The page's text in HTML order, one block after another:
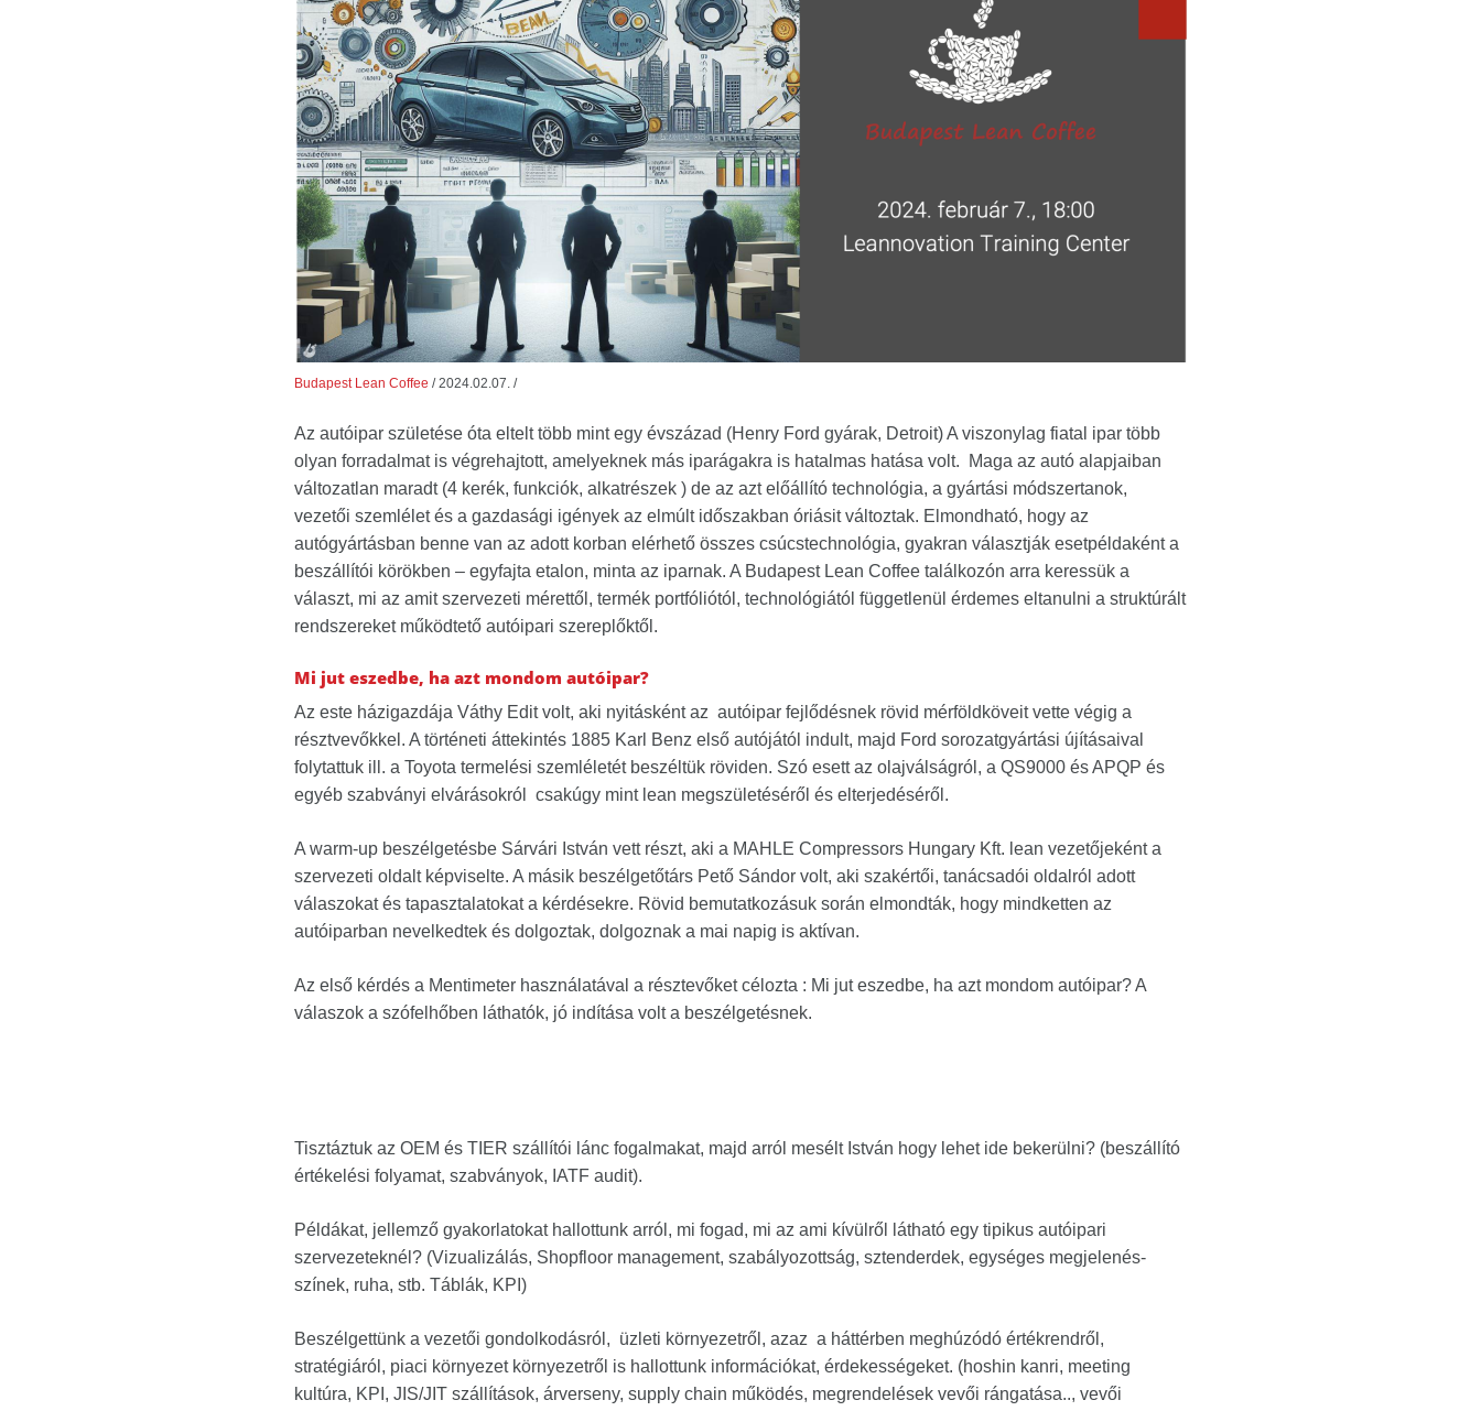
Budapest Lean Coffee /2024.02.07. /
Az autóipar születése óta eltelt több mint egy évszázad (Henry Ford gyárak, Detroit) A viszonylag fiatal ipar több
olyan forradalmat is végrehajtott, amelyeknek más iparágakra is hatalmas hatása volt. Maga az autó alapjaiban
változatlan maradt (4 kerék, funkciók, alkatrészek ) de az azt előállító technológia, a gyártási módszertanok,
vezetői szemlélet és a gazdasági igények az elmúlt időszakban óriásit változtak. Elmondható, hogy az
autógyártásban benne van az adott korban elérhető összes csúcstechnológia, gyakran választják esetpéldaként a
beszállítói körökben – egyfajta etalon, minta az iparnak. A Budapest Lean Coffee találkozón arra keressük a
választ, mi az amit szervezeti mérettől, termék portfóliótól, technológiától függetlenül érdemes eltanulni a struktúrált
rendszereket működtető autóipari szereplőktől.
Mi jut eszedbe, ha azt mondom autóipar?
Az este házigazdája Váthy Edit volt, aki nyitásként az autóipar fejlődésnek rövid mérföldköveit vette végig a
résztvevőkkel. A történeti áttekintés 1885 Karl Benz első autójától indult, majd Ford sorozatgyártási újításaival
folytattuk ill. a Toyota termelési szemléletét beszéltük röviden. Szó esett az olajválságról, a QS9000 és APQP és
egyéb szabványi elvárásokról csakúgy mint lean megszületéséről és elterjedéséről.
A warm-up beszélgetésbe Sárvári István vett részt, aki a MAHLE Compressors Hungary Kft. lean vezetőjeként a
szervezeti oldalt képviselte. A másik beszélgetőtárs Pető Sándor volt, aki szakértői, tanácsadói oldalról adott
válaszokat és tapasztalatokat a kérdésekre. Rövid bemutatkozásuk során elmondták, hogy mindketten az
autóiparban nevelkedtek és dolgoztak, dolgoznak a mai napig is aktívan.
Az első kérdés a Mentimeter használatával a résztevőket célozta : Mi jut eszedbe, ha azt mondom autóipar? A
válaszok a szófelhőben láthatók, jó indítása volt a beszélgetésnek.
Tisztáztuk az OEM és TIER szállítói lánc fogalmakat, majd arról mesélt István hogy lehet ide bekerülni? (beszállító
értékelési folyamat, szabványok, IATF audit).
Példákat, jellemző gyakorlatokat hallottunk arról, mi fogad, mi az ami kívülről látható egy tipikus autóipari
szervezeteknél? (Vizualizálás, Shopfloor management, szabályozottság, sztenderdek, egységes megjelenés-
színek, ruha, stb. Táblák, KPI)
Beszélgettünk a vezetői gondolkodásról, üzleti környezetről, azaz a háttérben meghúzódó értékrendről,
stratégiáról, piaci környezet környezetről is hallottunk információkat, érdekességeket. (hoshin kanri, meeting
kultúra, KPI, JIS/JIT szállítások, árverseny, supply chain működés, megrendelések vevői rángatása.., vevői